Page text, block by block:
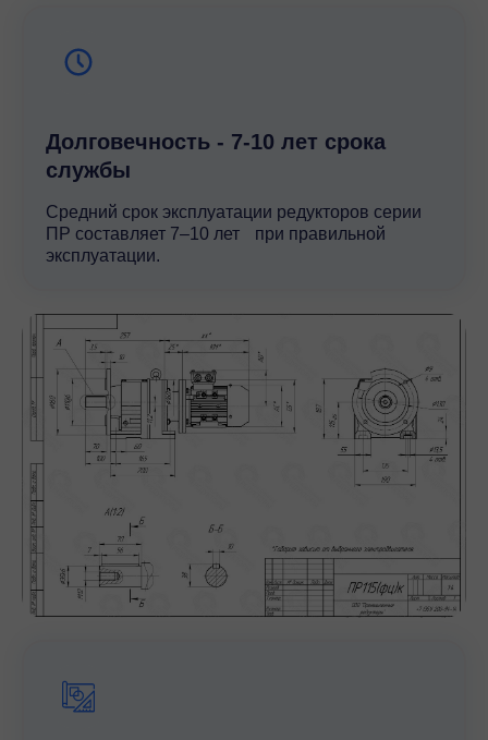
Долговечность - 7-10 лет срока
службы
Средний срок эксплуатации редукторов серии
ПР составляет 7–10 лет при правильной
эксплуатации.